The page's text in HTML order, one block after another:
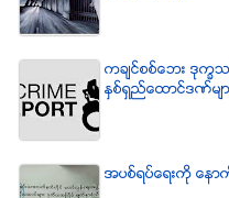
ကခ်င္စစ္ေဘး ဒုကၡသည္
ႏွစ္ရွည္ေထာင္ဒဏ္မ်
အပစ္ရပ္ေရးကို ေနာက္